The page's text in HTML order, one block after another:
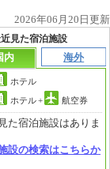
2026年06月20日更新
見た宿泊施設
内
海外
ホテル
ホテル+ 航空券
た宿泊施設はありま
設の検索はこちらか